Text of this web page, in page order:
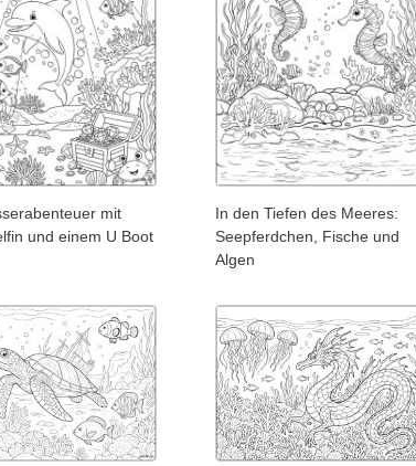
mit
und einem U Boot
In den Tiefen des Meeres:
Seepferdchen, Fische und
Algen